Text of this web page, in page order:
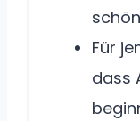
Für
dass